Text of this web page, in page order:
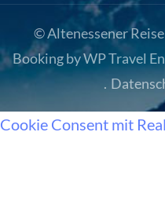
© Altenessener
Booking byWP Travel
.
Cookie Consent mit